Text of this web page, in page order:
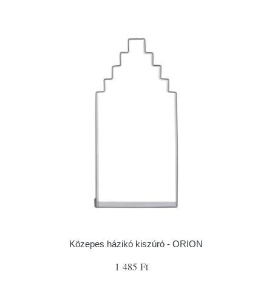
Közepes házikó kiszúró - ORION
1 485 Ft